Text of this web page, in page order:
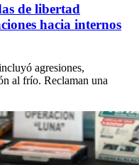
de libertad
hacia internos
agresiones,
al frío. Reclaman una